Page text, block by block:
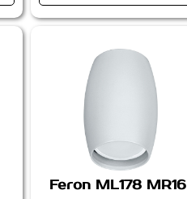
Feron ML178 MR16